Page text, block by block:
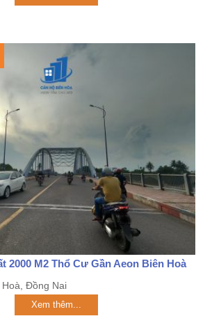
2000 M2 Thổ Cư Gần Aeon Biên Hoà
Hoà, Đồng Nai
Xem thêm...